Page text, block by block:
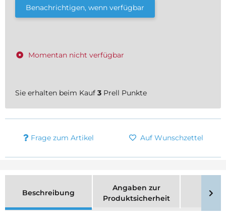
inkl. 19% USt. , zzgl.
Benachrichtigen, wenn verfügbar
Momentan nicht verfügbar
Sie erhalten beim Kauf 3 Prell Punkte
Frage zum Artikel Auf Wunschzettel
Beschreibung
Angaben zur
Produktsicherheit